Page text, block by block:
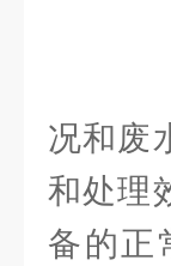
况和废
和处理
备的正